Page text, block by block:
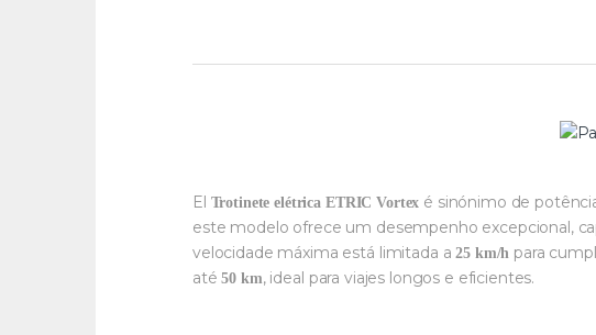
El Trotinete elétrica ETRIC Vortex é sinónimo de
este modelo ofrece um desempenho excepcional,
velocidade máxima está limitada a25 km/h para
até50 km, ideal para viajes longos e eficientes.